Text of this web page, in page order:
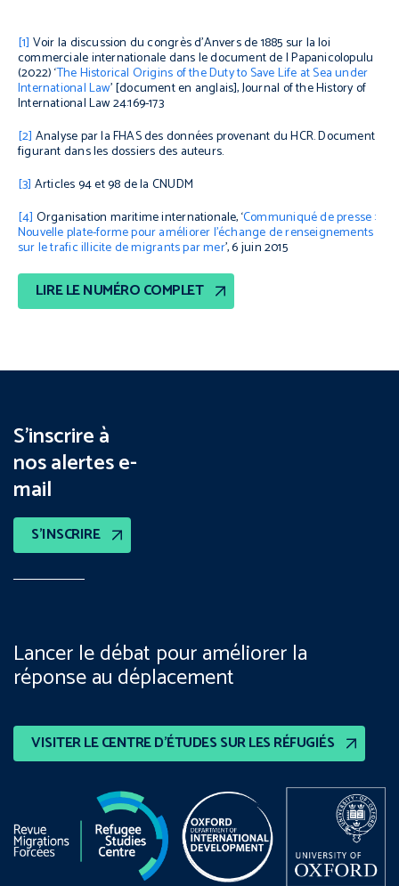
[1] Voir la discussion du congrès d’Anvers de 1885 sur la loi
commerciale internationale dans le document de I Papanicolopulu
(2022) ‘The Historical Origins of the Duty to Save Life at Sea under
International Law’ [document en anglais],Journal of the History of
International Law24:169-173
[2] Analyse par la FHAS des données provenant du HCR. Document
figurant dans les dossiers des auteurs.
[3] Articles 94 et 98 de la CNUDM
[4] Organisation maritime internationale, ‘Communiqué de presse :
Nouvelle plate-forme pour améliorer l’échange de renseignements
sur le trafic illicite de migrants par mer’, 6 juin 2015
LIRE LE NUMÉRO COMPLET
S’inscrire à
nos alertes e-
mail
S’INSCRIRE
VISITER LE CENTRE D’ÉTUDES SUR LES RÉFUGIÉS
Lancer le débat pour améliorer la
réponse au déplacement